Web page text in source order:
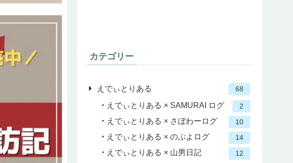
カテゴリー
えでぃとりある 68
えでぃとりある × SAMURAI ログ 2
えでぃとりある × さぼわーログ 10
えでぃとりある × のぶよログ 14
えでぃとりある × 山男日記 12